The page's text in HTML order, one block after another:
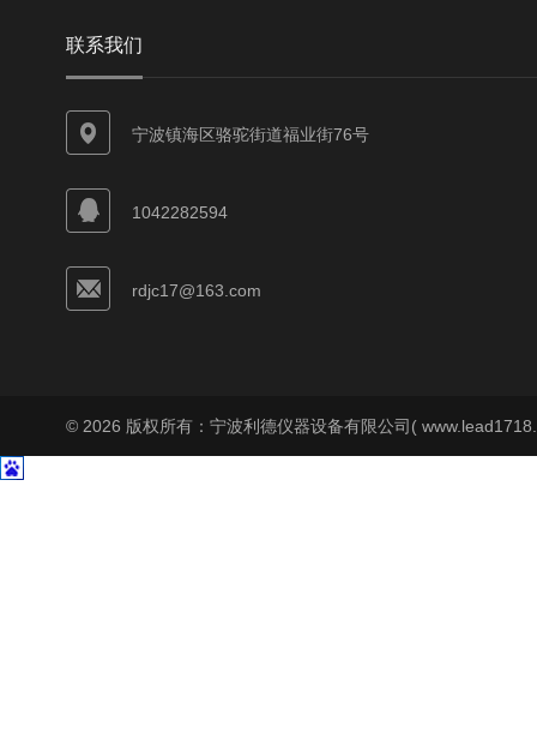
联系我们
宁波镇海区骆驼街道福业街76号
1042282594
rdjc17@163.com
© 2026 版权所有：宁波利德仪器设备有限公司(